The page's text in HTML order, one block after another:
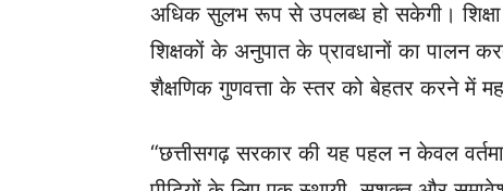
अधिक सुलभ रूप से उपलब्ध हो सकेगी।
शिक्षकों के अनुपात के प्रावधानों का पालन
शैक्षणिक गुणवत्ता के स्तर को बेहतर करने में
“छत्तीसगढ़ सरकार की यह पहल न केवल